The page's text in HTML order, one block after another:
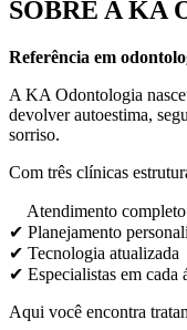
SOBRE A KA
Referência em
A KA Odontologia
devolver autoestima,
sorriso.
Com três clínicas
Atendimento completo
✔ Planejamento
✔ Tecnologia atualizada
✔ Especialistas em cada
Aqui você encontra